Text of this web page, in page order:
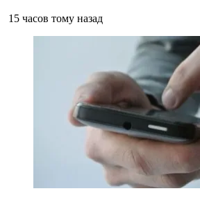
15 часов тому назад